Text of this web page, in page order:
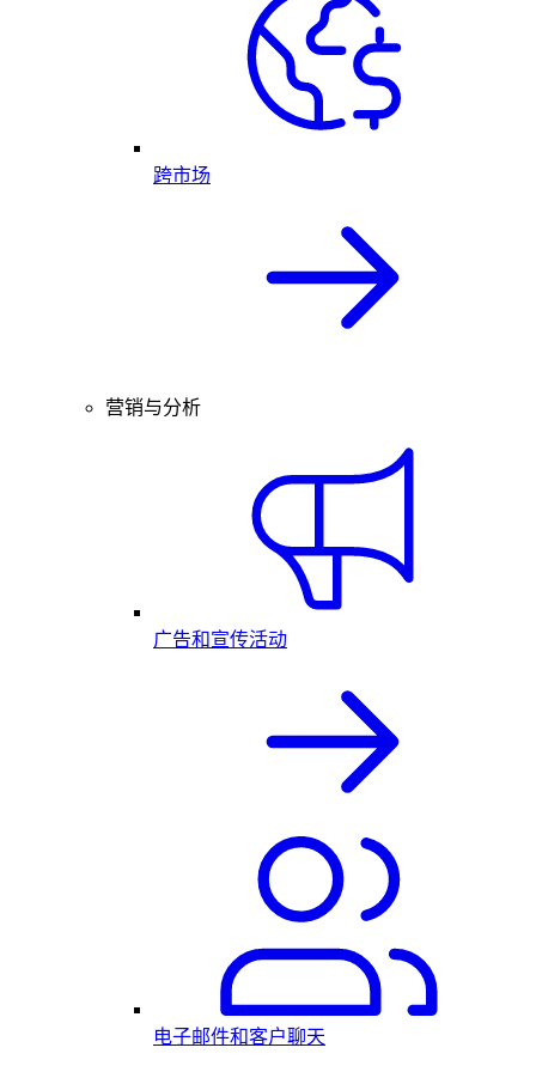
跨市场
营销与分析
广告和宣传活动
电子邮件和客户聊天